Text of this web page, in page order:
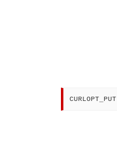
CURLOPT_PUT